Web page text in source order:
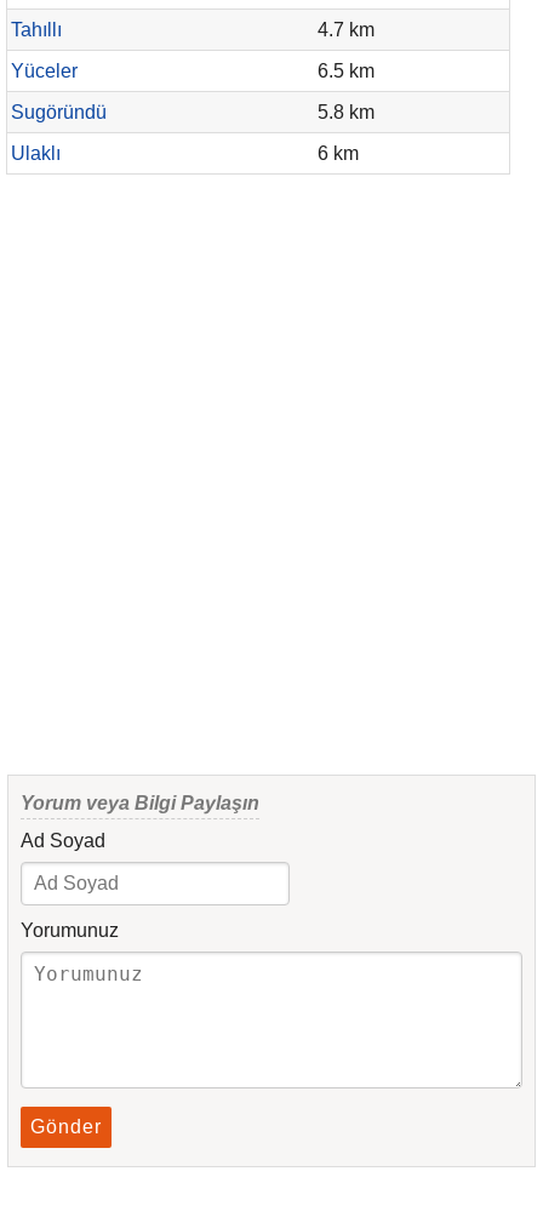
Tahıllı
4.7 km
Yüceler
6.5 km
Sugöründü
5.8 km
Ulaklı
6 km
Yorum veya Bilgi Paylaşın
Ad Soyad
Yorumunuz
Gönder